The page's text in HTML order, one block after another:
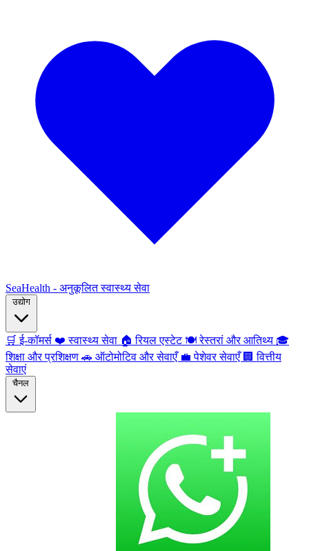
SeaHealth - अनुकूलित स्वास्थ्य सेवा
🛒 ई-कॉमर्स ❤️ स्वास्थ्य सेवा 🏠 रियल एस्टेट 🍽️रेस्तरां और आतिथ्य 🎓
शिक्षा और प्रशिक्षण 🚗 ऑटोमोटिव और सेवाएँ 💼 पेशेवर सेवाएँ 🏢 वित्तीय
सेवाएं